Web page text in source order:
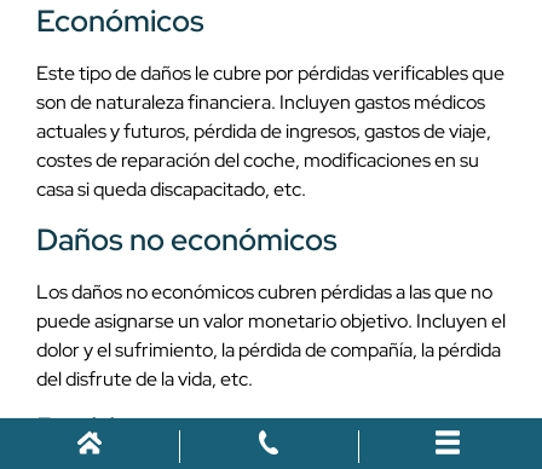
Económicos
Este tipo de daños le cubre por pérdidas verificables que
son de naturaleza financiera. Incluyen gastos médicos
actuales y futuros, pérdida de ingresos, gastos de viaje,
costes de reparación del coche, modificaciones en su
casa si queda discapacitado, etc.
Daños no económicos
Los daños no económicos cubren pérdidas a las que no
puede asignarse un valor monetario objetivo. Incluyen el
dolor y el sufrimiento, la pérdida de compañía, la pérdida
del disfrute de la vida, etc.
Punitivos